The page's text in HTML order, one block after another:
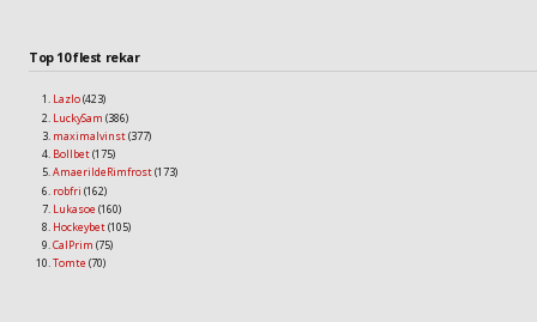
Top 10 flest rekar
Lazlo(423)
LuckySam (386)
maximalvinst(377)
Bollbet(175)
AmaerildeRimfrost(173)
robfri (162)
Lukasoe (160)
Hockeybet(105)
CalPrim (75)
Tomte (70)